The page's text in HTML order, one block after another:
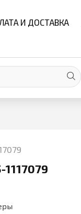
И ДОСТАВКА